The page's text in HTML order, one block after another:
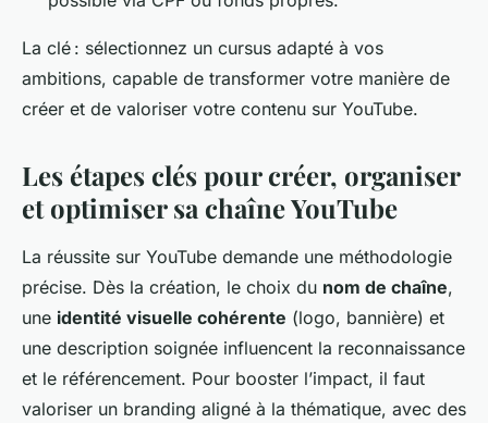
La clé : sélectionnez un cursus adapté à vos
ambitions, capable de transformer votre manière de
créer et de valoriser votre contenu sur YouTube.
Les étapes clés pour créer, organiser
et optimiser sa chaîne YouTube
La réussite sur YouTube demande une méthodologie
précise. Dès la création, le choix du nom de chaîne,
une identité visuelle cohérente (logo, bannière) et
une description soignée influencent la reconnaissance
et le référencement. Pour booster l’impact, il faut
valoriser un branding aligné à la thématique, avec des